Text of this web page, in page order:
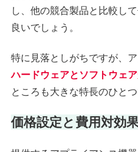
し、他の競合製品と比較し
良いでしょう。
特に見落としがちですが、
ハードウェアとソフトウェ
ところも大きな特長のひとつ
価格設定と費用対効